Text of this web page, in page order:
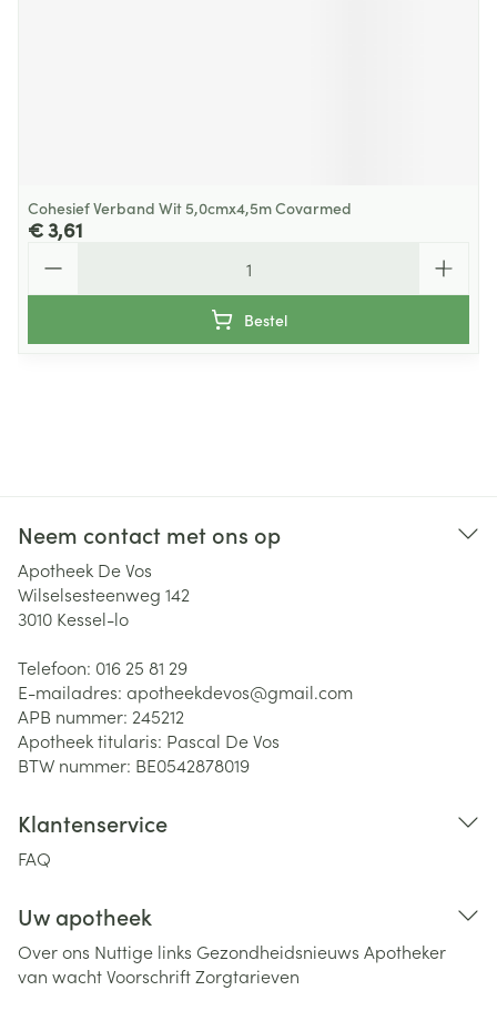
Cohesief Verband Wit 5,0cmx4,5m Covarmed
€ 3,61
Bestel
Neem contact met ons op
Apotheek De Vos
Wilselsesteenweg 142
3010 Kessel-lo
Telefoon: 016 25 81 29
E-mailadres: apotheekdevos@gmail.com
APB nummer: 245212
Apotheek titularis: Pascal De Vos
BTW nummer: BE0542878019
Klantenservice
FAQ
Uw apotheek
Over ons Nuttige links Gezondheidsnieuws Apotheker
van wachtVoorschriftZorgtarieven